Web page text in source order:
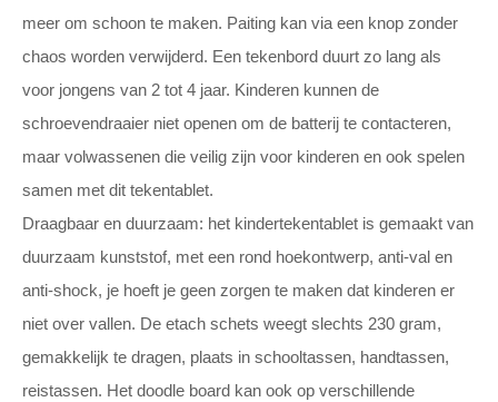
meer om schoon te maken. Paiting kan via een knop zonder
chaos worden verwijderd. Een tekenbord duurt zo lang als
voor jongens van 2 tot 4 jaar. Kinderen kunnen de
schroevendraaier niet openen om de batterij te contacteren,
maar volwassenen die veilig zijn voor kinderen en ook spelen
samen met dit tekentablet.
Draagbaar en duurzaam: het kindertekentablet is gemaakt van
duurzaam kunststof, met een rond hoekontwerp, anti-val en
anti-shock, je hoeft je geen zorgen te maken dat kinderen er
niet over vallen. De etach schets weegt slechts 230 gram,
gemakkelijk te dragen, plaats in schooltassen, handtassen,
reistassen. Het doodle board kan ook op verschillende